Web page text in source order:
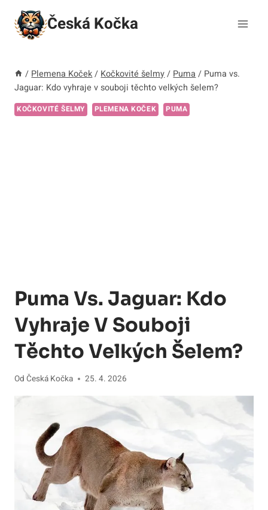
Přeskočit
obsah
Česká Kočka
/ Plemena Koček / Kočkovité šelmy / Puma / Puma vs.
Jaguar: Kdo vyhraje v souboji těchto velkých šelem?
KOČKOVITÉ ŠELMY PLEMENA KOČEK PUMA
Puma Vs. Jaguar: Kdo
Vyhraje V Souboji
Těchto Velkých Šelem?
Od Česká Kočka 25. 4. 2026